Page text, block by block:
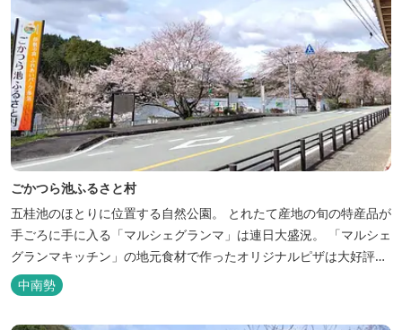
ごかつら池ふるさと村
五桂池のほとりに位置する自然公園。 とれたて産地の旬の特産品が
手ごろに手に入る「マルシェグランマ」は連日大盛況。 「マルシェ
グランマキッチン」の地元食材で作ったオリジナルピザは大好評！
バーベキューも楽しめます。食材と必要な道具がセットになった
「手ぶらバーベキューセット」も人気です。 『ごかつら池どうぶつ
パーク』近くにあります。 多気町観光協会のフェイスブックでは多
中南勢